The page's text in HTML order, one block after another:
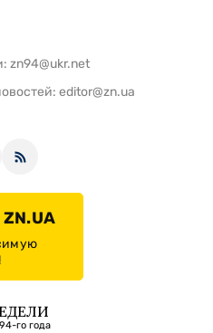
zn94@ukr.net
editor@zn.ua
го года